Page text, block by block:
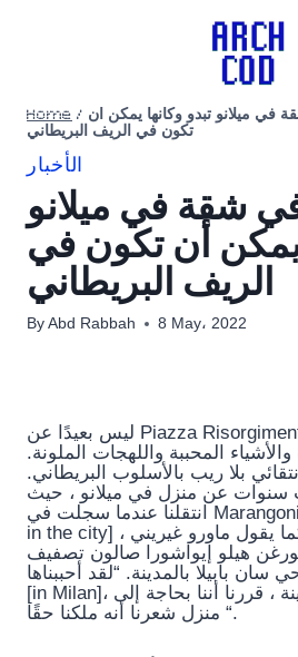
Home / في ميلانو تبدو وكأنها يمكن أن
تكون في الريف البريطاني
الأخبار
شقة في ميلانو
يمكن أن تكون في
الريف البريطاني
By Abd Rabbah 8 May، 2022
ليس بعيدًا عن Piazza Risorgimento في ميلانو ، وهو
المحببة واللهجات الملونة.
بلا ريب بالأسلوب البريطاني.
سنوات عن منزل في ميلانو ، حيث
انتقلنا عندما سجلت في Marangoni [a fashion institute
in the city] في عام 2003 “، كما يقول ماورو غيريني ،
هيلو إيواشورا صالون تصفيف
بابيلا بالمدينة. “لقد أحببناها
[in Milan]، ولكن في مرحلة معينة ، قررنا أننا بحاجة إلى
منزل شعرنا أنه ملكنا حقًا “.